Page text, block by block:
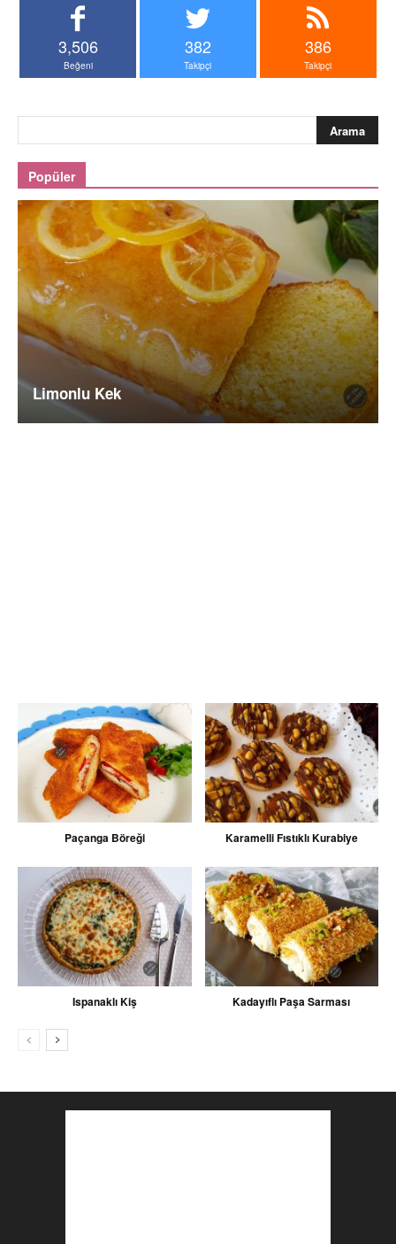
3,506
Beğeni
382
Takipçi
386
Takipçi
Popüler
Limonlu Kek
Paçanga Böreği Karamelli Fıstıklı Kurabiye
Ispanaklı Kiş Kadayıflı Paşa Sarması